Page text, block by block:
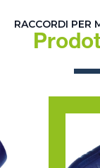
RACCORDI PER